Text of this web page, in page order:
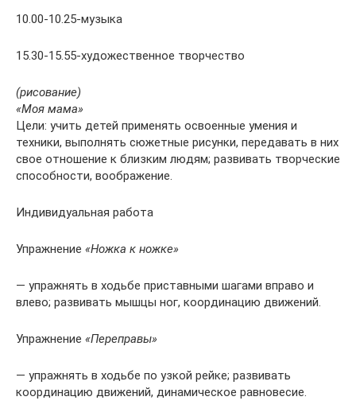
10.00-10.25-музыка
15.30-15.55-художественное творчество
(рисование)
«Моя мама»
Цели: учить детей применять освоенные умения и
техники, выполнять сюжетные рисунки, передавать в них
свое отношение к близким людям; развивать творческие
способности, воображение.
Индивидуальная работа
Упражнение «Ножка к ножке»
— упражнять в ходьбе приставными шагами вправо и
влево; развивать мышцы ног, координацию движений.
Упражнение «Переправы»
— упражнять в ходьбе по узкой рейке; развивать
координацию движений, динамическое равновесие.